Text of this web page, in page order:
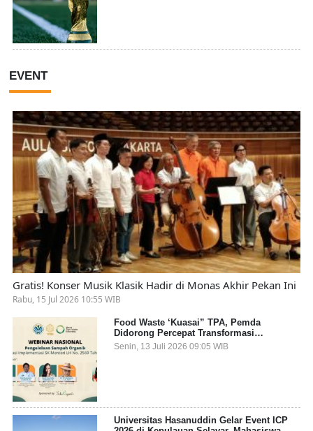
EVENT
Gratis! Konser Musik Klasik Hadir di Monas Akhir Pekan Ini
Rabu, 15 Jul 2026 10:55 WIB
Food Waste ‘Kuasai” TPA, Pemda
Didorong Percepat Transformasi
Pengelolaan Sampah Organik dari Sumber
Senin, 13 Juli 2026 09:05 WIB
Universitas Hasanuddin Gelar Event ICP